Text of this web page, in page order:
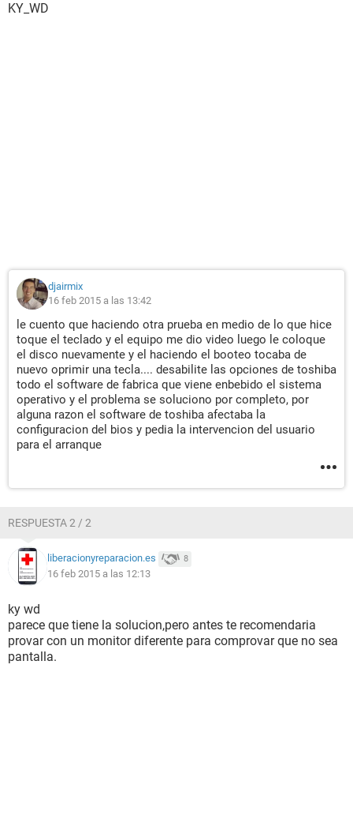
KY_WD
djairmix
16 feb 2015 a las 13:42
le cuento que haciendo otra prueba en medio de lo que hice
toque el teclado y el equipo me dio video luego le coloque
el disco nuevamente y el haciendo el booteo tocaba de
nuevo oprimir una tecla.... desabilite las opciones de toshiba
todo el software de fabrica que viene enbebido el sistema
operativo y el problema se soluciono por completo, por
alguna razon el software de toshiba afectaba la
configuracion del bios y pedia la intervencion del usuario
para el arranque
RESPUESTA 2 / 2
liberacionyreparacion.es 8
16 feb 2015 a las 12:13
ky wd
parece que tiene la solucion,pero antes te recomendaria
provar con un monitor diferente para comprovar que no sea
pantalla.